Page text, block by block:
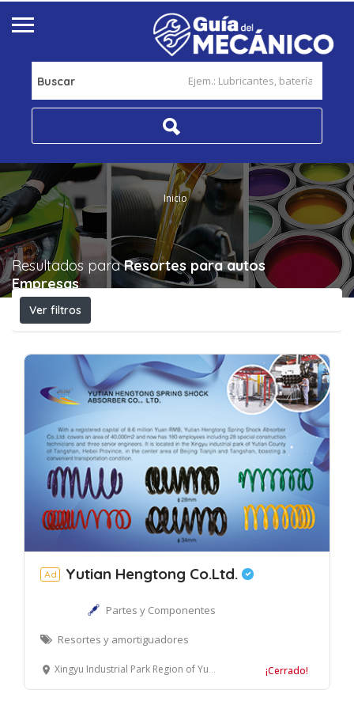
Buscar
Inicio
Resultados paraResortes para autos
Empresas
Ver filtros
Ad Yutian Hengtong Co.Ltd.
Partes y Componentes
Resortes y amortiguadores
Xingyu Industrial Park Region of Yutian County Of Tangshan, Provincia de Hebei, China ¡Cerrado!